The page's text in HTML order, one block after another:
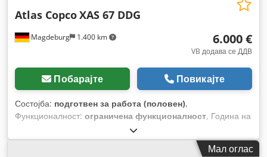
Magdeburg 1.400 km
Atlas CopcoXAS 67 DDG
6.000 €
VB додава се ДДВ
Побарајте Повикајте
Состојба: подготвен за работа (половен),
Функционалност: ограничена функционалност, Година на
, работни часови:
за сажење,
Мал оглас